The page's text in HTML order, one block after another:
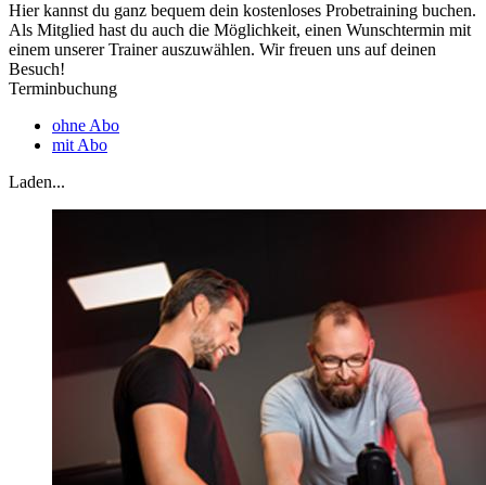
Hier kannst du ganz bequem dein kostenloses Probetraining buchen.
Als Mitglied hast du auch die Möglichkeit, einen Wunschtermin mit
einem unserer Trainer auszuwählen. Wir freuen uns auf deinen
Besuch!
Terminbuchung
ohne Abo
mit Abo
Laden...